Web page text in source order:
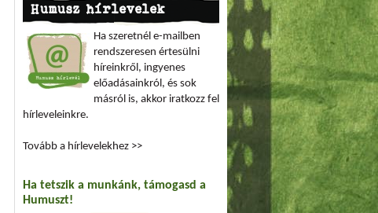
Humusz hírlevelek
Ha szeretnél e-mailben
rendszeresen értesülni
híreinkről, ingyenes
előadásainkról, és sok
másról is, akkor iratkozz fel
hírleveleinkre.
Tovább a hírlevelekhez >>
Ha tetszik a munkánk, támogasd a
Humuszt!